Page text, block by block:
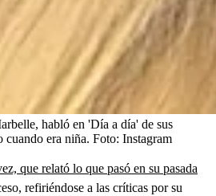
habló en 'Día a día' de sus
cuando era niña. Foto: Instagram
que relató lo que pasó en su pasada
refiriéndose a las críticas por su